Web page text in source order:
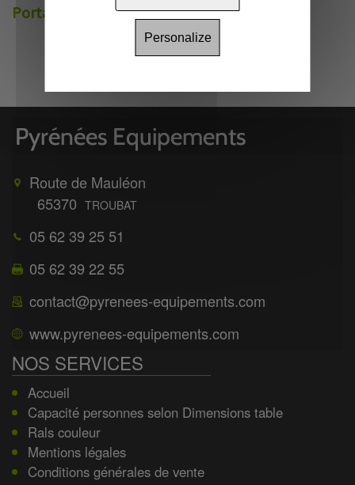
Portail ouvrant Vilamos
Route de Mauléon
65370 TROUBAT
05 62 39 25 51
05 62 39 22 55
contact@pyrenees-equipements.com
www.pyrenees-equipements.com
NOS SERVICES
Accueil
Capacité personnes selon Dimensions table
Rals couleur
Mentions légales
Conditions générales de vente
Personalize